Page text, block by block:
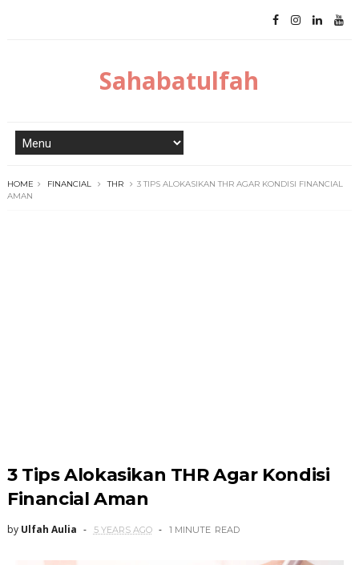
Sahabatulfah
HOME FINANCIAL THR
3 TIPS ALOKASIKAN THR AGAR KONDISI FINANCIAL
AMAN
3 Tips Alokasikan THR Agar Kondisi
Financial Aman
by Ulfah Aulia 5 YEARS AGO 1 MINUTE READ